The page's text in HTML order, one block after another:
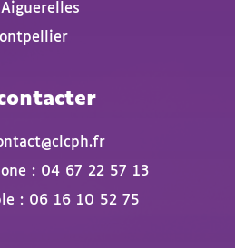
: 04 67 22 57 13
: 06 16 10 52 75